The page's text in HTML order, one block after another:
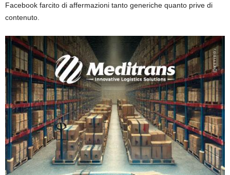
Facebook farcito di affermazioni tanto generiche quanto prive di
contenuto.